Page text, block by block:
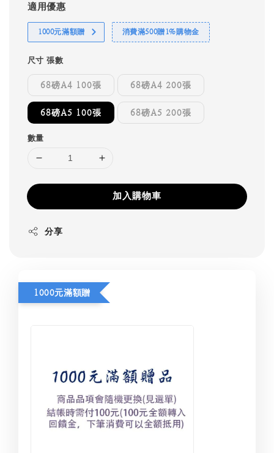
適用優惠
1000元滿額贈 消費滿500贈1%購物金
尺寸 張數
68磅A4 100張 68磅A4 200張
68磅A5 100張 68磅A5 200張
數量
加入購物車
分享
1000元滿額贈